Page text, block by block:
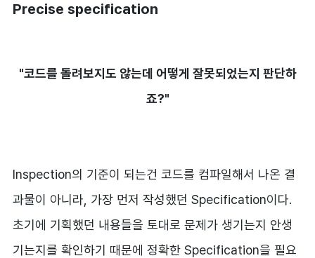
Precise specification
"코드를 돌려보지도 않는데 어떻게 잘못되었는지 판단하
죠?"
Inspection의 기준이 되는건 코드를 컴파일해서 나온 결
과물이 아니라, 가장 먼저 작성했던 Specification이다.
초기에 기획했던 내용들을 토대로 문제가 생기는지 안생
기는지를 확인하기 때문에 정확한 Specification을 필요